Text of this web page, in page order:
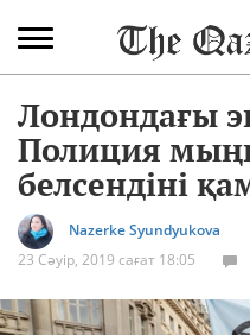
Лондондағы
Полиция
белсендіні
Nazerke Syundyukova
23 Сәуір, 2019 сағат 18:05